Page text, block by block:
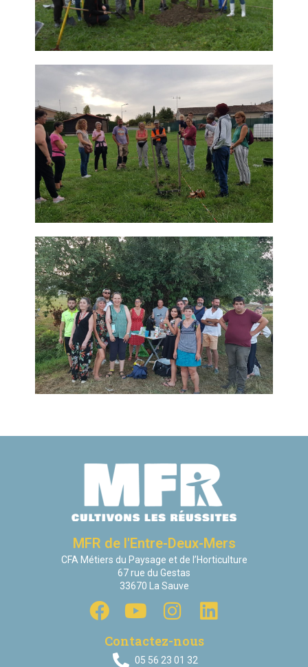
MFR de l'Entre-Deux-Mers
CFA Métiers du Paysage et de l’Horticulture
67 rue du Gestas
33670 La Sauve
Contactez-nous
05 56 23 01 32